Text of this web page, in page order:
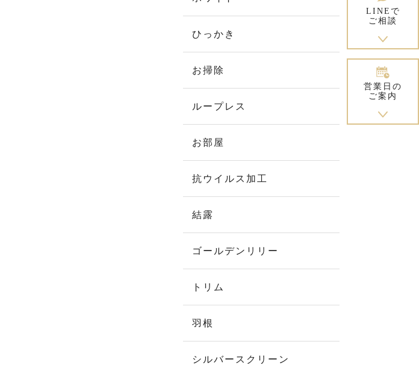
LINEで
ご相談
営業日の
ご案内
ひっかき
お掃除
ループレス
お部屋
抗ウイルス加工
結露
ゴールデンリリー
トリム
羽根
シルバースクリーン